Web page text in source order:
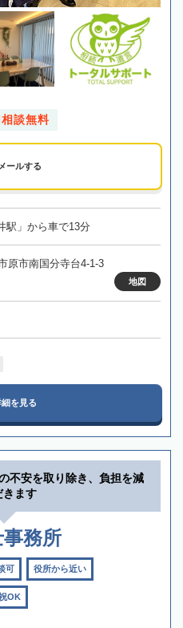
談無料
メールする
駅」から車で13分
原市南国分寺台4-1-3
地図
細を見る
不安を取り除き、負担を減
きます
務所
可 役所から近い
OK